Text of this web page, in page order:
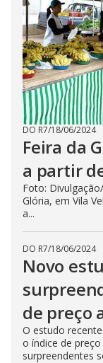
DO R7/18/06/2024
Feira da
a partir
Foto:
Glória, em Vila
a...
DO R7/18/06/2024
Novo
de preço
O estudo
o índice de
surpreendentes